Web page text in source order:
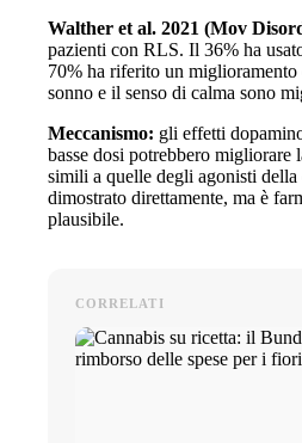
Walther et al. 2021 (Mov
pazienti con RLS. Il 36% ha
70% ha riferito un
sonno e il senso di calma sono
Meccanismo: gli effetti
basse dosi potrebbero migliorare
simili a quelle degli agonisti
dimostrato direttamente, ma è
plausibile.
CORRELATI